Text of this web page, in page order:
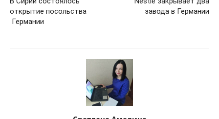
открытие посольства
Германии
завода в Германии